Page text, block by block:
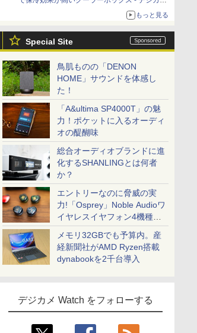
もっと見る
Special Site
鳥肌ものの「DENON
HOME」サウンドを体感し
た！
「A&ultima SP4000T」の魅
力！ポケットに入るオーディ
オの醍醐味
総合オーディオブランドに進
化するSHANLINGとは何者
か？
エントリーなのに脅威の実
力!「Osprey」Noble Audioワ
イヤレスイヤフォン4機種を
一気に聴く
メモリ32GBでも予算内。産
経新聞社がAMD Ryzen搭載
dynabookを2千台導入
デジカメ Watch をフォローする